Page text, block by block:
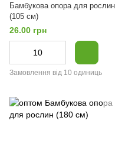
Бамбукова опора для рослин
(105 см)
26.00 грн
Замовлення від 10 одиниць